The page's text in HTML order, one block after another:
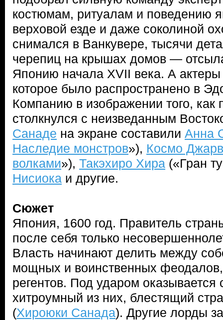
костюмам, ритуалам и поведению
верховой езде и даже соколиной
снимался в Ванкувере, тысячи
черепиц на крышах домов —
Японию начала XVII века. А актеры
которое было распространено в
Компанию в изображении того, как
столкнулся с неизведанным
Санаде на экране составили Анна
Наследие монстров»), Космо
волками»), Такэхиро Хира («Гран
Нисиока и другие.
Сюжет
Япония, 1600 год. Правитель
после себя только
Власть начинают делить между
мощных и воинственных
регентов. Под ударом
хитроумный из них, блестящий
(Хироюки Санада). Другие лорды